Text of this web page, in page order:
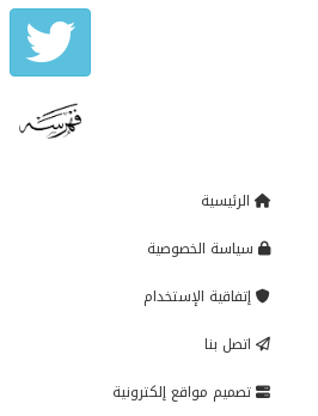
الرئيسية
سياسة الخصوصية
إتفاقية الإستخدام
اتصل بنا
تصميم مواقع إلكترونية